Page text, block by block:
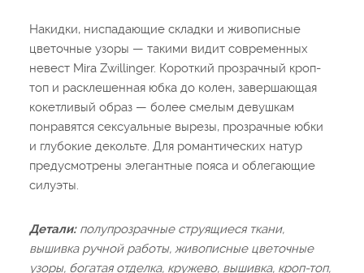
Накидки, ниспадающие складки и живописные
цветочные узоры — такими видит современных
невест Mira Zwillinger. Короткий прозрачный кроп-
топ и расклешенная юбка до колен, завершающая
кокетливый образ — более смелым девушкам
понравятся сексуальные вырезы, прозрачные юбки
и глубокие декольте. Для романтических натур
предусмотрены элегантные пояса и облегающие
силуэты.
Детали:полупрозрачные струящиеся ткани,
вышивка ручной работы, живописные цветочные
узоры, богатая отделка, кружево, вышивка, кроп-топ,